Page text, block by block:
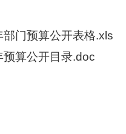
门预算公开表格.xls
算公开目录.doc